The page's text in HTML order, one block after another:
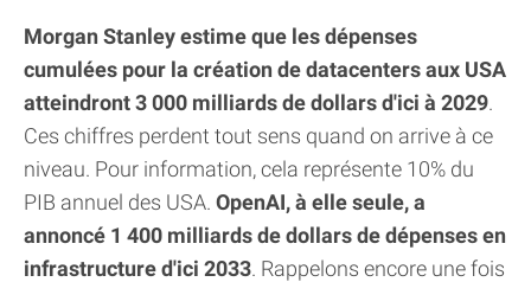
Morgan Stanley estime que les dépenses
cumulées pour la création de datacenters aux USA
atteindront 3 000 milliards de dollars d'ici à 2029.
Ces chiffres perdent tout sens quand on arrive à ce
niveau. Pour information, cela représente 10% du
PIB annuel des USA. OpenAI, à elle seule, a
annoncé 1 400 milliards de dollars de dépenses en
infrastructure d'ici 2033. Rappelons encore une fois